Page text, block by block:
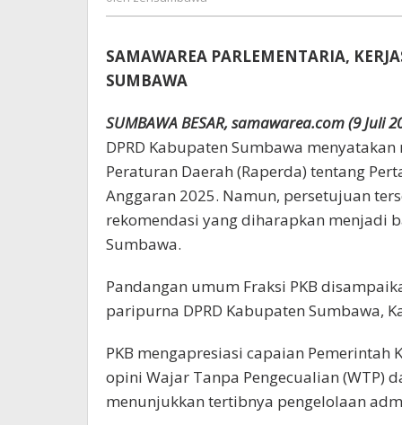
SAMAWAREA PARLEMENTARIA,
SUMBAWA
SUMBAWA BESAR, samawarea.com (9 Juli
DPRD Kabupaten Sumbawa
Peraturan Daerah (Raperda) tentang
Anggaran 2025. Namun, persetujuan
rekomendasi yang diharapkan menjadi
Sumbawa.
Pandangan umum Fraksi PKB
paripurna DPRD Kabupaten Sumbawa,
PKB mengapresiasi capaian
opini Wajar Tanpa Pengecualian (WTP)
menunjukkan tertibnya pengelolaan